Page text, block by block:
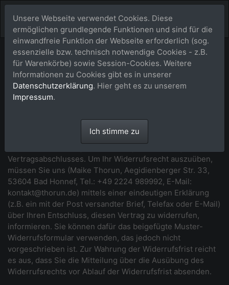
Widerrufsbelehrung
*** Beginn der Widerrufsbelehrung ***
von Gründen diesen Vertrag zu widerrufen. Die
Vertragsabschlusses. Um Ihr Widerrufsrecht auszuüben,
müssen Sie uns (Maike Thorun, Aegidienberger Str. 33,
53604 Bad Honnef, Tel.: +49 2224 989992, E-Mail:
kontakt@thorun.de) mittels einer eindeutigen Erklärung
(z.B. ein mit der Post versandter Brief, Telefax oder E-Mail)
über Ihren Entschluss, diesen Vertrag zu widerrufen,
informieren. Sie können dafür das beigefügte Muster-
Widerrufsformular verwenden, das jedoch nicht
vorgeschrieben ist. Zur Wahrung der Widerrufsfrist reicht
es aus, dass Sie die Mitteilung über die Ausübung des
Widerrufsrechts vor Ablauf der Widerrufsfrist absenden.
Unsere Webseite verwendet Cookies. Diese
ermöglichen grundlegende Funktionen und sind für die
einwandfreie Funktion der Webseite erforderlich (sog.
essenzielle bzw. technisch notwendige Cookies - z.B.
für Warenkörbe) sowie Session-Cookies. Weitere
Informationen zu Cookies gibt es in unserer
Datenschutzerklärung. Hier geht es zu unserem
Impressum.
Ich stimme zu